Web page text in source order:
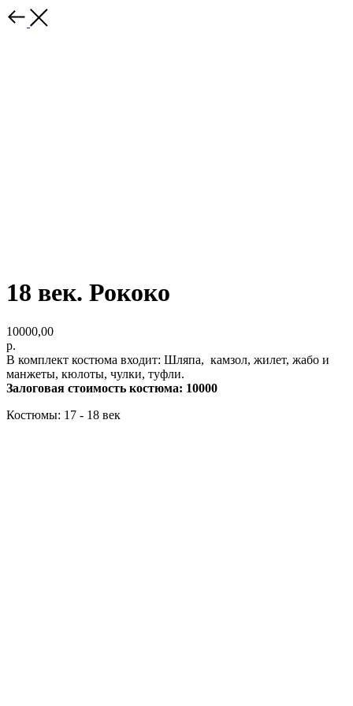
18 век. Рококо
10000,00
р.
В комплект костюма входит: Шляпа, камзол, жилет, жабо и
манжеты, кюлоты, чулки, туфли.
Залоговая стоимость костюма: 10000
Костюмы: 17 - 18 век